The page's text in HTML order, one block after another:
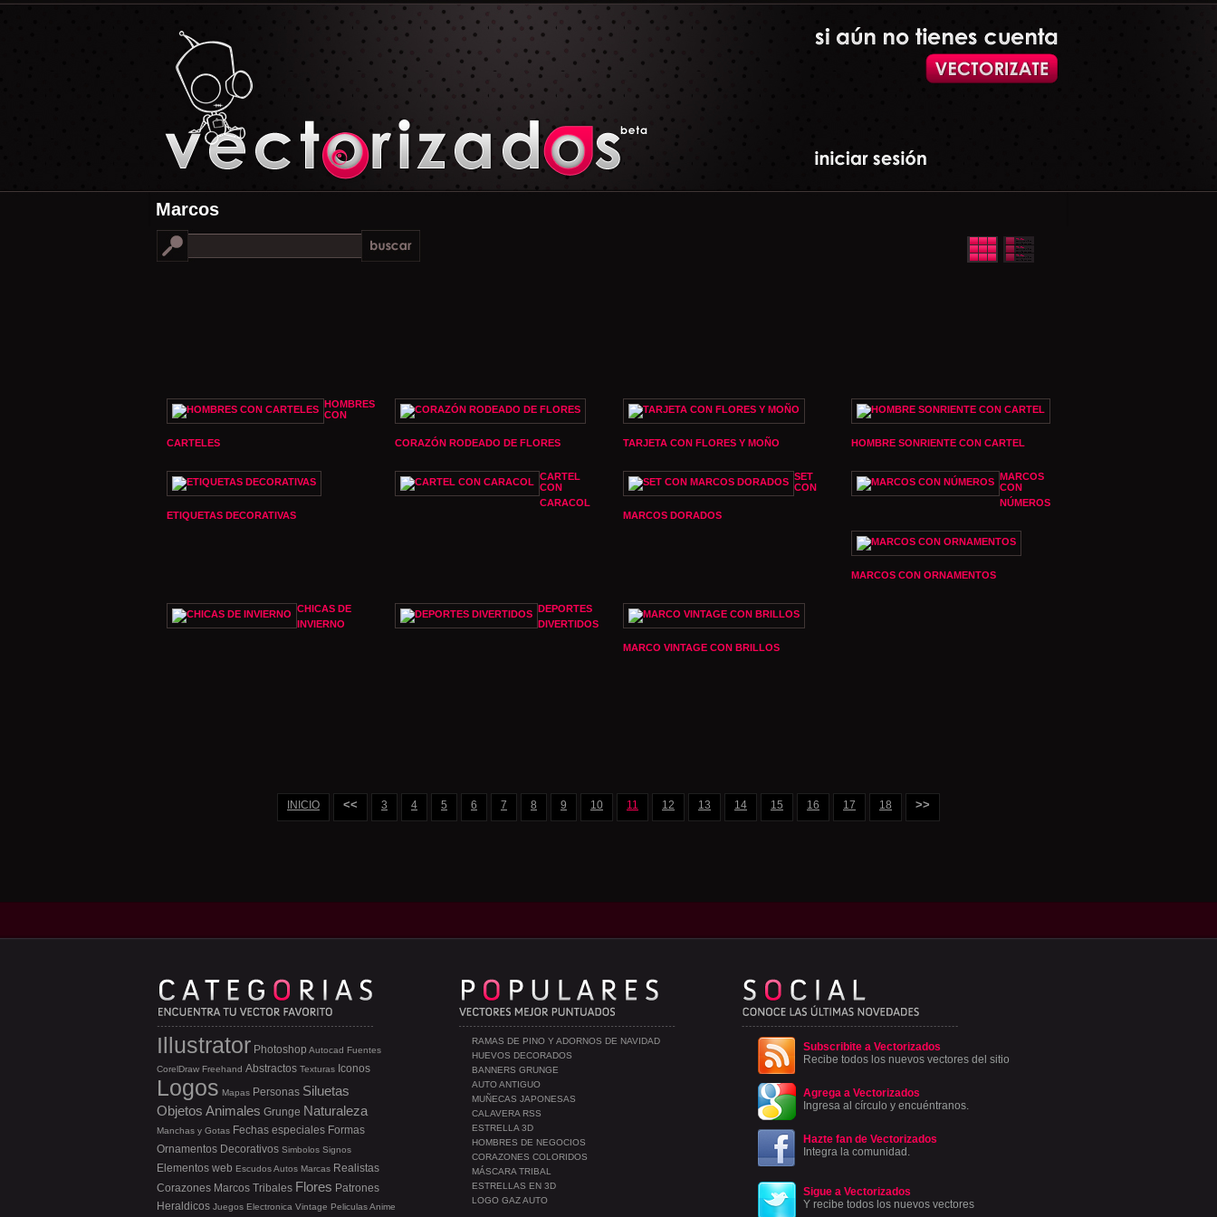
Marcos
HOMBRES
CON
CARTELES CORAZÓN RODEADO DE FLORES TARJETA CON FLORES Y MOÑO HOMBRE SONRIENTE CON CARTEL
ETIQUETAS DECORATIVAS
CARTEL
CON
CARACOL
SET
CON
MARCOS DORADOS
MARCOS
CON
NÚMEROS
MARCOS CON ORNAMENTOS
CHICAS DE
INVIERNO
DEPORTES
DIVERTIDOS
MARCO VINTAGE CON BRILLOS
INICIO << 3 4 5 6 7 8 9 10 11 12 13 14 15 16 17 18 >>
Subscribite a Vectorizados
Recibe todos los nuevos vectores del sitio
Agrega a Vectorizados
Ingresa al círculo y encuéntranos.
Hazte fan de Vectorizados
Integra la comunidad.
Sigue a Vectorizados
Y recibe todos los nuevos vectores
RAMAS DE PINO Y ADORNOS DE NAVIDAD
HUEVOS DECORADOS
BANNERS GRUNGE
AUTO ANTIGUO
MUÑECAS JAPONESAS
CALAVERA RSS
ESTRELLA 3D
HOMBRES DE NEGOCIOS
CORAZONES COLORIDOS
MÁSCARA TRIBAL
ESTRELLAS EN 3D
LOGO GAZ AUTO
Illustrator Photoshop Autocad Fuentes
CorelDraw Freehand Abstractos Texturas Iconos
Logos Mapas Personas Siluetas
Objetos Animales Grunge Naturaleza
Manchas y Gotas Fechas especiales Formas
Ornamentos Decorativos Simbolos Signos
Elementos web EscudosAutos Marcas Realistas
Corazones Marcos Tribales Flores Patrones
Heraldicos Juegos Electronica Vintage PeliculasAnime